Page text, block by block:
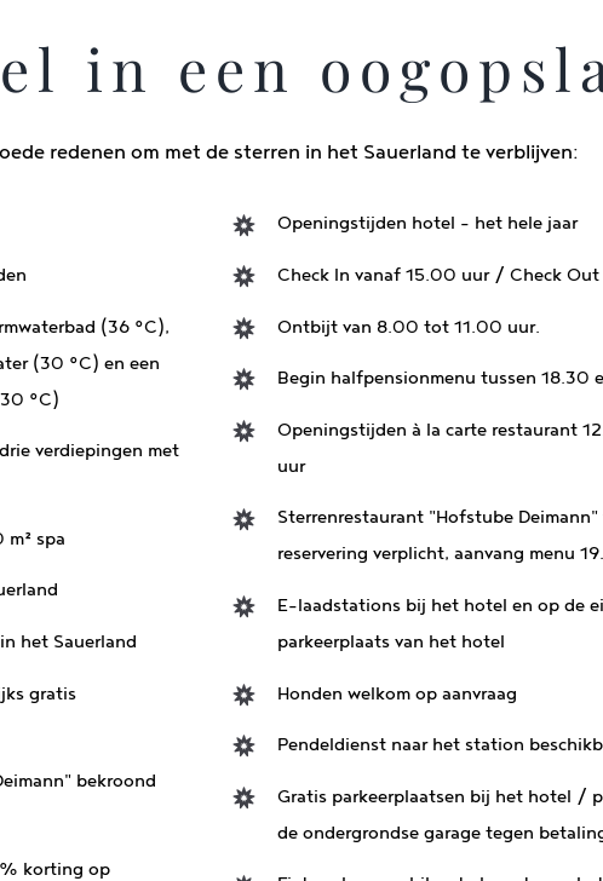
in een
redenen om met de sterren in het Sauerland te verblijven:
(36 °C),
(30 °C) en een
°C)
verdiepingen met
spa
het Sauerland
gratis
bekroond
korting op
Openingstijden hotel - het hele jaar
Check In vanaf 15.00 uur / Check
Ontbijt van 8.00 tot 11.00 uur.
Begin halfpensionmenu tussen 18.30
Openingstijden à la carte restaurant
uur
Sterrenrestaurant "Hofstube
reservering verplicht, aanvang menu
E-laadstations bij het hotel en op de
parkeerplaats van het hotel
Honden welkom op aanvraag
Pendeldienst naar het station
Gratis parkeerplaatsen bij het hotel /
de ondergrondse garage tegen